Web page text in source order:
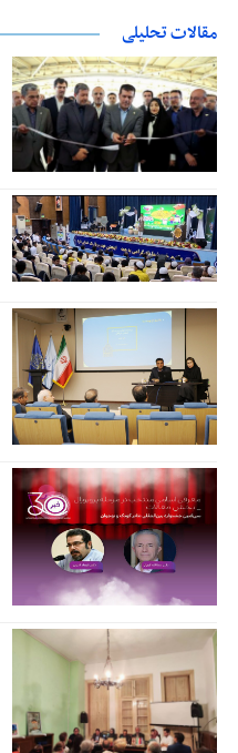
مقالات تحلیلی